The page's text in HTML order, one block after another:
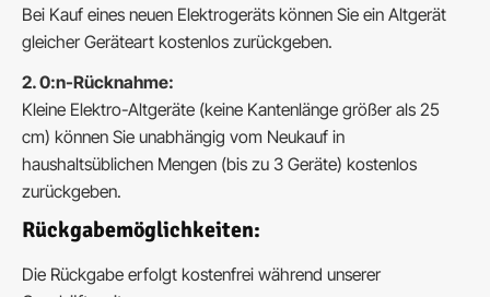
Bei Kauf eines neuen Elektrogeräts können Sie ein Altgerät
gleicher Geräteart kostenlos zurückgeben.
2. 0:n-Rücknahme:
Kleine Elektro-Altgeräte (keine Kantenlänge größer als 25
cm) können Sie unabhängig vom Neukauf in
haushaltsüblichen Mengen (bis zu 3 Geräte) kostenlos
zurückgeben.
Rückgabemöglichkeiten:
Die Rückgabe erfolgt kostenfrei während unserer